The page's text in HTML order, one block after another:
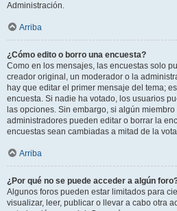
Administración.
Arriba
¿Cómo edito o borro una encuesta?
Como en los mensajes, las encuestas solo
creador original, un moderador o la
hay que editar el primer mensaje del tema;
encuesta. Si nadie ha votado, los usuarios
las opciones. Sin embargo, si algún
administradores pueden editar o borrar la
encuestas sean cambiadas a mitad de la
Arriba
¿Por qué no se puede acceder a algún
Algunos foros pueden estar limitados para
visualizar, leer, publicar o llevar a cabo otra